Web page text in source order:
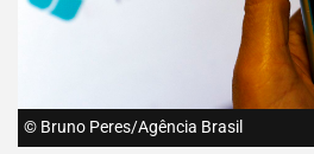
© Bruno Peres/Agência Brasil